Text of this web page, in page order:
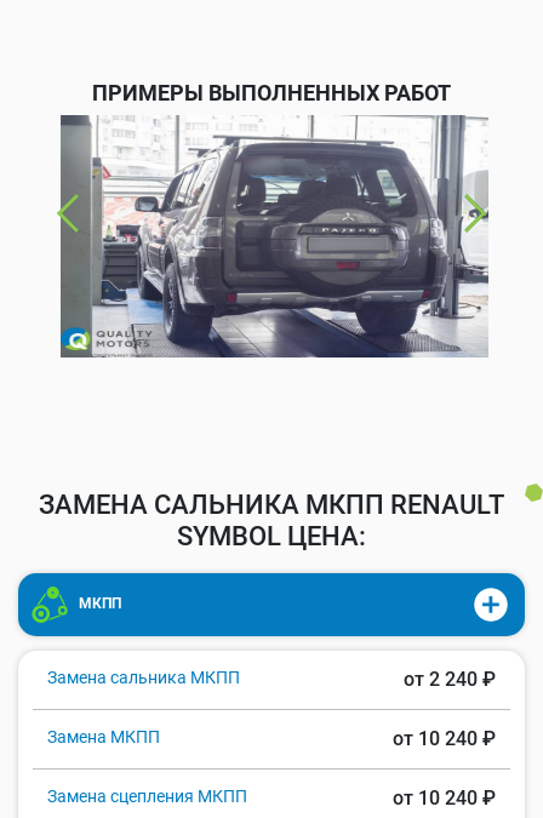
ПРИМЕРЫ ВЫПОЛНЕННЫХ РАБОТ
ЗАМЕНА САЛЬНИКА МКПП RENAULT
SYMBOL ЦЕНА:
МКПП
Замена сальника МКПП от 2 240 ₽
Замена МКПП от 10 240 ₽
Замена сцепления МКПП от 10 240 ₽